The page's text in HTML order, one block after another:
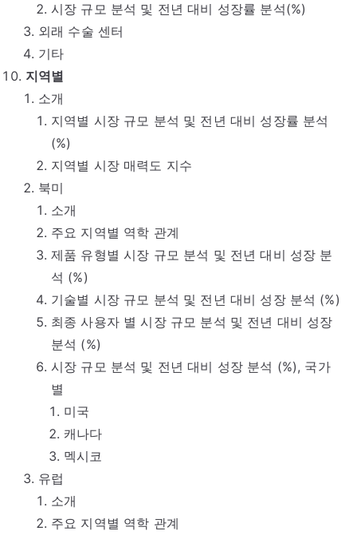
시장 규모 분석 및 전년 대비 성장률 분석(%)
외래 수술 센터
기타
지역별
소개
지역별 시장 규모 분석 및 전년 대비 성장률 분석
(%)
지역별 시장 매력도 지수
북미
소개
주요 지역별 역학 관계
제품 유형별 시장 규모 분석 및 전년 대비 성장 분
석 (%)
기술별 시장 규모 분석 및 전년 대비 성장 분석 (%)
최종 사용자 별 시장 규모 분석 및 전년 대비 성장
분석 (%)
시장 규모 분석 및 전년 대비 성장 분석 (%), 국가
별
미국
캐나다
멕시코
유럽
소개
주요 지역별 역학 관계